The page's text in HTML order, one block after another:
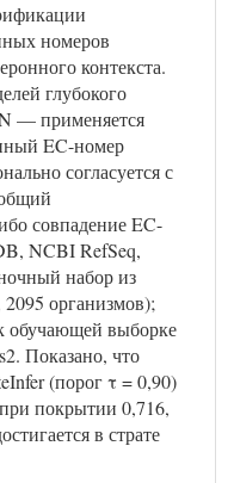
номеров
контекста.
глубокого
— применяется
EC-номер
согласуется с
совпадение EC-
NCBI RefSeq,
набор из
организмов);
обучающей выборке
Показано, что
(порог τ = 0,90)
покрытии 0,716,
в страте